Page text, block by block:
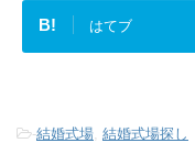
B! はてブ
-結婚式場 結婚式場探し